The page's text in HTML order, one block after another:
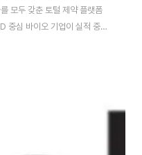
모두 갖춘 토털 제약 플랫폼
중심 바이오 기업이 실적 중심
함께 살펴보세요.제약·바이오